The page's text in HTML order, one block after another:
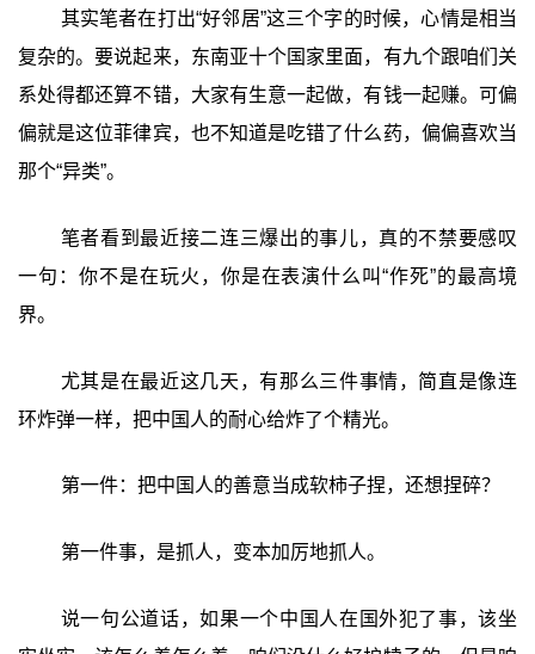
其实笔者在打出“好邻居”这三个字的时候，心情是相当
复杂的。要说起来，东南亚十个国家里面，有九个跟咱们关
系处得都还算不错，大家有生意一起做，有钱一起赚。可偏
偏就是这位菲律宾，也不知道是吃错了什么药，偏偏喜欢当
那个“异类”。
笔者看到最近接二连三爆出的事儿，真的不禁要感叹
一句：你不是在玩火，你是在表演什么叫“作死”的最高境
界。
尤其是在最近这几天，有那么三件事情，简直是像连
环炸弹一样，把中国人的耐心给炸了个精光。
第一件：把中国人的善意当成软柿子捏，还想捏碎？
第一件事，是抓人，变本加厉地抓人。
说一句公道话，如果一个中国人在国外犯了事，该坐